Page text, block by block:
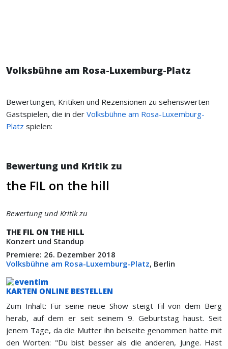
Volksbühne am Rosa-Luxemburg-Platz
Bewertungen, Kritiken und Rezensionen zu sehenswerten
Gastspielen, die in der Volksbühne am Rosa-Luxemburg-
Platz spielen:
Bewertung und Kritik zu
the FIL on the hill
Bewertung und Kritik zu
THE FIL ON THE HILL
Konzert und Standup
Premiere: 26. Dezember 2018
Volksbühne am Rosa-Luxemburg-Platz, Berlin
KARTEN ONLINE BESTELLEN
Zum Inhalt: Für seine neue Show steigt Fil von dem Berg
herab, auf dem er seit seinem 9. Geburtstag haust. Seit
jenem Tage, da die Mutter ihn beiseite genommen hatte mit
den Worten: "Du bist besser als die anderen, Junge. Hast